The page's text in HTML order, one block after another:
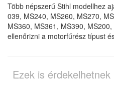
Több népszerű Stihl modellhez
039, MS240, MS260, MS270,
MS360, MS361, MS390,
ellenőrizni a motorfűrész típust
Ezek is érdekelhetnek